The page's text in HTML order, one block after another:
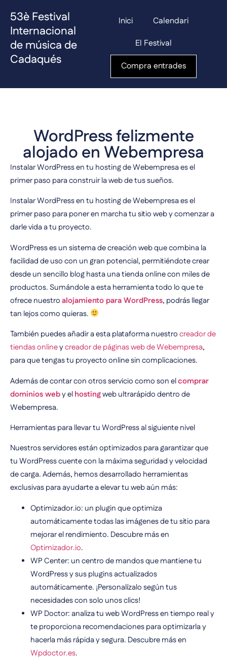
53è Festival
Internacional
de música de
Cadaqués
Inici
Calendari
El Festival
Compra entrades
WordPress felizmente
alojado en Webempresa
Instalar WordPress en tu hosting de Webempresa es el
primer paso para construir la web de tus sueños.
Instalar WordPress en tu hosting de Webempresa es el
primer paso para poner en marcha tu sitio web y comenzar a
darle vida a tu proyecto.
WordPress es un sistema de creación web que combina la
facilidad de uso con un gran potencial, permitiéndote crear
desde un sencillo blog hasta una tienda online con miles de
productos. Sumándole a esta herramienta todo lo que te
ofrece nuestroalojamiento para WordPress, podrás llegar
tan lejos como quieras.
También puedes añadir a esta plataforma nuestrocreador de
tiendas onlineycreador de páginas web de Webempresa,
para que tengas tu proyecto online sin complicaciones.
Además de contar con otros servicio como son elcomprar
dominios weby elhostingweb ultrarápido dentro de
Webempresa.
Herramientas para llevar tu WordPress al siguiente nivel
Nuestros servidores están optimizados para garantizar que
tu WordPress cuente con la máxima seguridad y velocidad
de carga. Además, hemos desarrollado herramientas
exclusivas para ayudarte a elevar tu web aún más:
Optimizador.io: un plugin que optimiza
automáticamente todas las imágenes de tu sitio para
mejorar el rendimiento. Descubre más en
Optimizador.io.
WP Center: un centro de mandos que mantiene tu
WordPress y sus plugins actualizados
automáticamente. ¡Personalízalo según tus
necesidades con solo unos clics!
WP Doctor: analiza tu web WordPress en tiempo real y
te proporciona recomendaciones para optimizarla y
hacerla más rápida y segura. Descubre más en
Wpdoctor.es.